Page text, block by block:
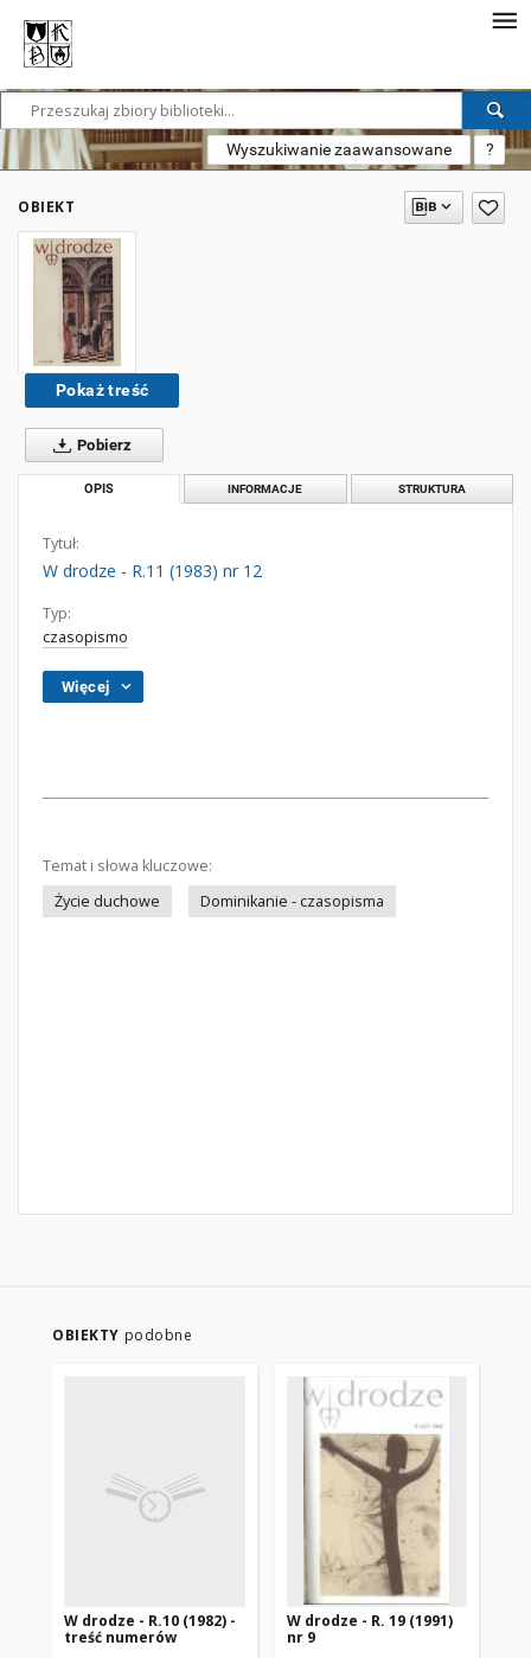
Wyszukiwanie zaawansowane ?
OBIEKT
Pokaż treść
Pobierz
OPIS INFORMACJE STRUKTURA
Tytuł:
W drodze - R.11 (1983) nr 12
Typ:
czasopismo
Więcej
Temat i słowa kluczowe:
Życie duchowe
Dominikanie - czasopisma
OBIEKTY podobne
W drodze - R.10 (1982) -
treść numerów
W drodze - R. 19 (1991)
nr 9